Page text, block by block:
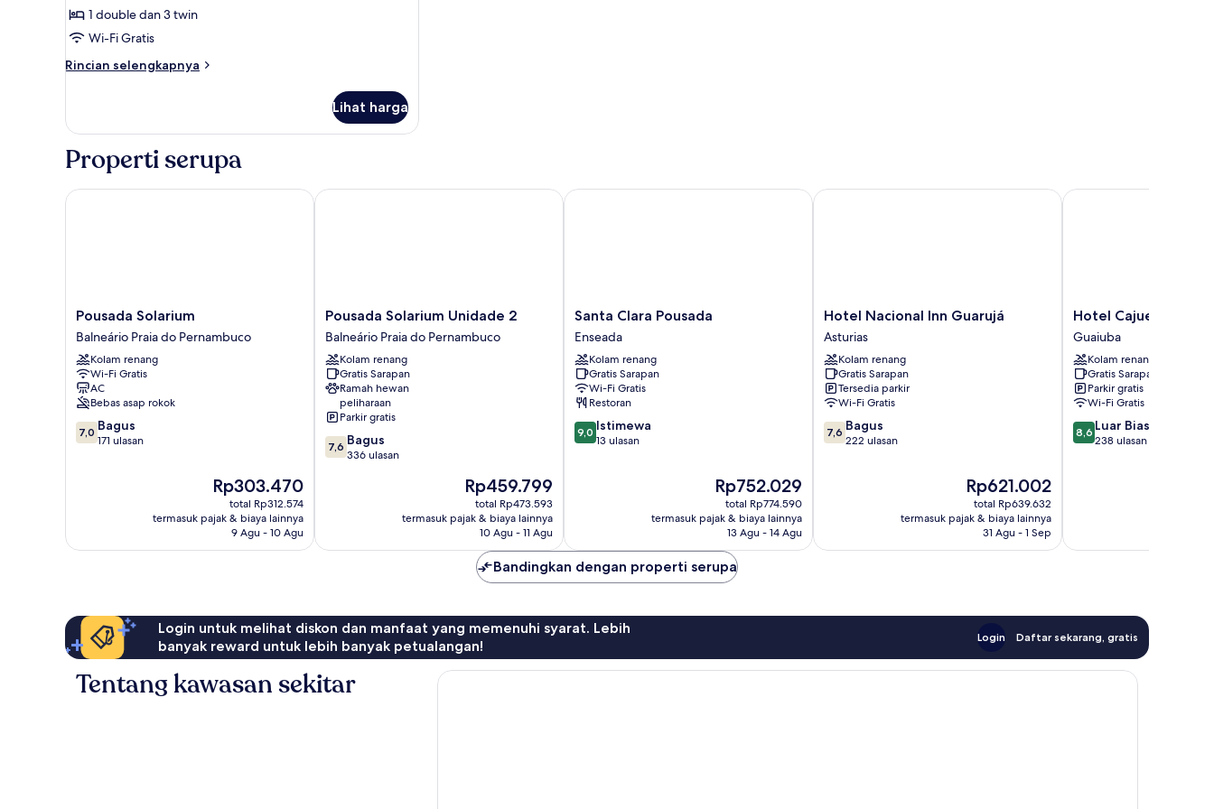
Kamar
Standar
1 double dan 3 twin
Wi-Fi Gratis
Rincian selengkapnya
Rincian
Kamar
Lihat harga
Properti serupa
Pousada
Solarium
Balneário
Praia
do
Pernambuco
Pousada Solarium
Balneário Praia do Pernambuco
Kolam renang
Wi-Fi Gratis
AC
Bebas asap rokok
7.0
dari
7,0 Bagus
171 ulasan
Harga
sekarang
Rp303.470
Rp303.470
total Rp312.574
termasuk pajak & biaya lainnya
9 Agu - 10 Agu
Pousada Solarium
Pousada
Solarium
Unidade
2
Balneário
Praia
do
Pernambuco
Pousada Solarium Unidade 2
Balneário Praia do Pernambuco
Kolam renang
Gratis Sarapan
Ramah hewan
peliharaan
Parkir gratis
7.6
dari
7,6 Bagus
336 ulasan
Harga
sekarang
Rp459.799
Rp459.799
total Rp473.593
termasuk pajak & biaya lainnya
10 Agu - 11 Agu
Pousada Solarium Unidade 2
Santa
Clara
Pousada
Enseada
Santa Clara Pousada
Enseada
Kolam renang
Gratis Sarapan
Wi-Fi Gratis
Restoran
9.0
dari
9,0 Istimewa
13 ulasan
Harga
sekarang
Rp752.029
Rp752.029
total Rp774.590
termasuk pajak & biaya lainnya
13 Agu - 14 Agu
Santa Clara Pousada
Hotel
Nacional
Inn
Guarujá
Asturias
Hotel Nacional Inn Guarujá
Asturias
Kolam renang
Gratis Sarapan
Tersedia parkir
Wi-Fi Gratis
7.6
dari
7,6 Bagus
222 ulasan
Harga
sekarang
Rp621.002
Rp621.002
total Rp639.632
termasuk pajak & biaya lainnya
31 Agu - 1 Sep
Hotel Nacional Inn Guarujá
Hotel
Cajueiro
Guaiuba
Hotel Cajueiro
Guaiuba
Kolam renang
Gratis Sarapan
Parkir gratis
Wi-Fi Gratis
8.6
dari
8,6 Luar Biasa
238 ulasan
Hotel Cajueiro
Bandingkan dengan properti serupa
Login untuk melihat diskon dan manfaat yang memenuhi syarat. Lebih
banyak reward untuk lebih banyak petualangan!
Login Daftar sekarang, gratis
Tentang kawasan sekitar